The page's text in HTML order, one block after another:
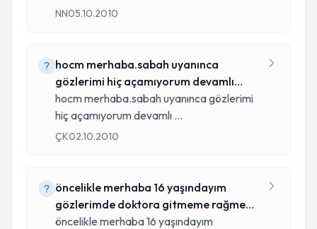
NN05.10.2010
hocm merhaba.sabah uyanınca
gözlerimi hiç açamıyorum devamlı
akıyorözellikl
hocm merhaba.sabah uyanınca gözlerimi
hiç açamıyorum devamlı ...
ÇK02.10.2010
öncelikle merhaba 16 yaşındayım
gözlerimde doktora gitmeme rağmen
bir sorun
öncelikle merhaba 16 yaşındayım